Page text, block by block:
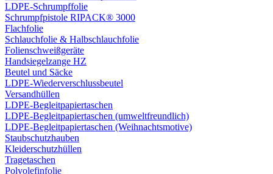
LDPE-Schrumpffolie
Schrumpfpistole RIPACK® 3000
Flachfolie
Schlauchfolie & Halbschlauchfolie
Folienschweißgeräte
Handsiegelzange HZ
Beutel und Säcke
LDPE-Wiederverschlussbeutel
Versandhüllen
LDPE-Begleitpapiertaschen
LDPE-Begleitpapiertaschen (umweltfreundlich)
LDPE-Begleitpapiertaschen (Weihnachtsmotive)
Staubschutzhauben
Kleiderschutzhüllen
Tragetaschen
Polyolefinfolie